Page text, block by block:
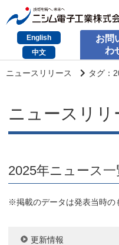
English
中文
お問
わ
製
サ
ニュースリリース タグ：
ニュースリリ
2025年ニュース一
※掲載のデータは発表当時の
更新情報